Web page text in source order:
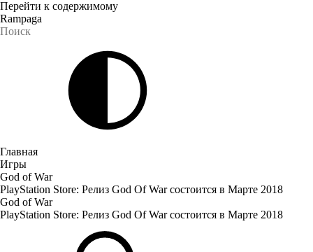
Перейти к содержимому
Rampaga
Главная
Игры
God of War
PlayStation Store: Релиз God Of War состоится в Марте 2018
God of War
PlayStation Store: Релиз God Of War состоится в Марте 2018